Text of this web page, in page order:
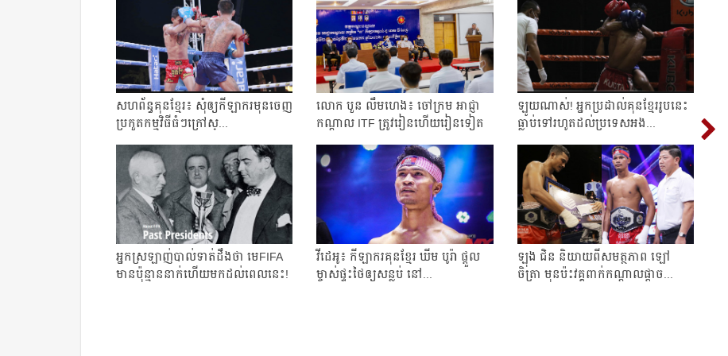
សហព័ន្ធ​គុន​ខ្មែរ៖​ សុំ​ឲ្យ​កីឡាករ​មុន​ចេញ​
ប្រកួត​កម្មវិធី​ធំៗ​ក្រៅ​ស្...
លោក​ បួន លឹមហេង៖​ ចៅក្រម​ អាជ្ញា
កណ្ដាល​ ITF​ ត្រូវ​រៀន​ហើយ​រៀន​ទៀត​
ឡូយ​ណាស់!​ អ្នក​ប្រដាល់​គុន​ខ្មែរ​រូប​នេះ​
ធ្លាប់​ទៅ​រហូត​ដល់​ប្រទេស​អង...
អ្នកស្រឡាញ់បាល់ទាត់ដឹងថា មេFIFA
មានប៉ុន្មាននាក់ហើយមកដល់ពេលនេះ!
វីដេអូ៖ កីឡាករ​គុនខ្មែរ ឃីម បូរ៉ា ផ្ដួល​
ម្ចាស់​ផ្ទះ​ថៃ​ឲ្យ​សន្លប់​ នៅ...
ឡុង​ ជិន​ និយាយ​ពី​សមត្ថភាព​ ឡៅ​
ចិត្រា​ មុន​ប៉ះ​វគ្គ​ពាក់កណ្ដាល​ផ្ដាច...